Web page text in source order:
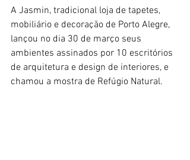
A Jasmin, tradicional loja de tapetes,
mobiliário e decoração de Porto Alegre,
lançou no dia 30 de março seus
ambientes assinados por 10 escritórios
de arquitetura e design de interiores, e
chamou a mostra de Refúgio Natural.